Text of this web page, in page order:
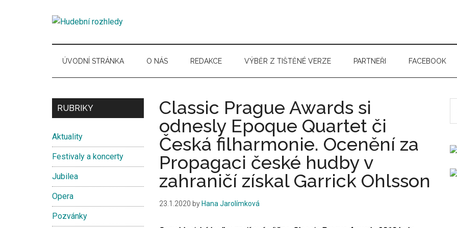
Hudební
rozhledy
pro
hudební
ÚVODNÍ STRÁNKA O NÁS REDAKCE VÝBĚR Z TIŠTĚNÉ VERZE PARTNEŘI FACEBOOK
Classic Prague Awards si
odnesly Epoque Quartet či
Česká filharmonie. Ocenění za
Propagaci české hudby v
zahraničí získal Garrick Ohlsson
23.1.2020 by Hana Jarolímková
...
Secondary
RUBRIKY
Aktuality
Festivaly a koncerty
Jubilea
Opera
Pozvánky